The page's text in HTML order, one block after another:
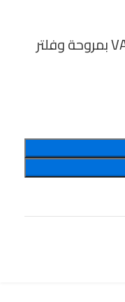
جهاز تنقية هواء VAVSEA AP01 بمروحة وفلتر